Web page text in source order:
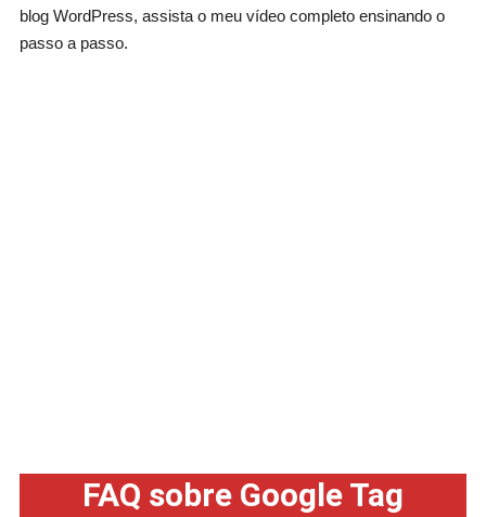
blog WordPress, assista o meu vídeo completo ensinando o
passo a passo.
FAQ sobre Google Tag